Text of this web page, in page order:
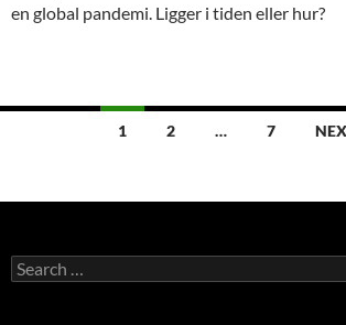
en global pandemi. Ligger i tiden eller hur?
1 2 … 7
Search
for: